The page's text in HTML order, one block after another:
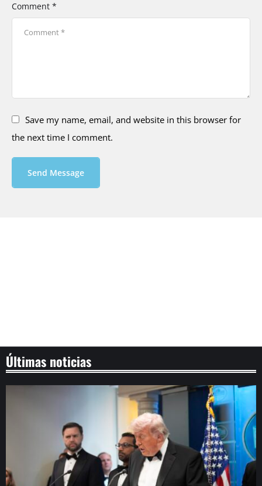
Comment *
Save my name, email, and website in this browser for
the next time I comment.
Send Message
Últimas noticias